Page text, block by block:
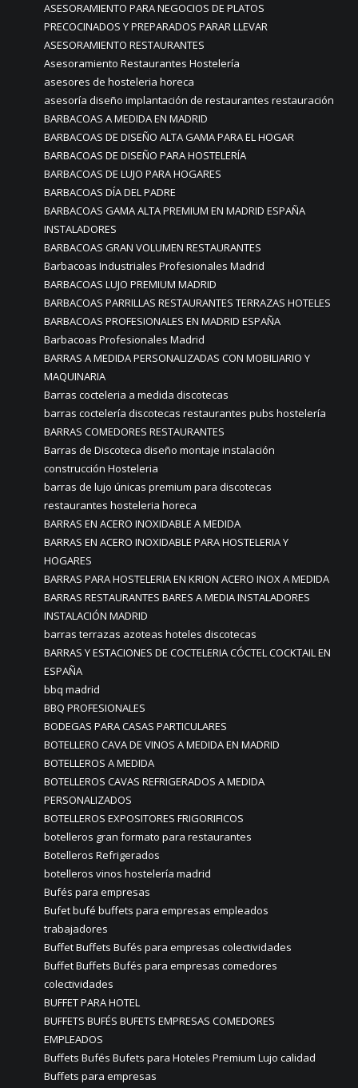
ASESORAMIENTO PARA NEGOCIOS DE PLATOS
PRECOCINADOS Y PREPARADOS PARAR LLEVAR
ASESORAMIENTO RESTAURANTES
Asesoramiento Restaurantes Hostelería
asesores de hosteleria horeca
asesoría diseño implantación de restaurantes restauración
BARBACOAS A MEDIDA EN MADRID
BARBACOAS DE DISEÑO ALTA GAMA PARA EL HOGAR
BARBACOAS DE DISEÑO PARA HOSTELERÍA
BARBACOAS DE LUJO PARA HOGARES
BARBACOAS DÍA DEL PADRE
BARBACOAS GAMA ALTA PREMIUM EN MADRID ESPAÑA
INSTALADORES
BARBACOAS GRAN VOLUMEN RESTAURANTES
Barbacoas Industriales Profesionales Madrid
BARBACOAS LUJO PREMIUM MADRID
BARBACOAS PARRILLAS RESTAURANTES TERRAZAS HOTELES
BARBACOAS PROFESIONALES EN MADRID ESPAÑA
Barbacoas Profesionales Madrid
BARRAS A MEDIDA PERSONALIZADAS CON MOBILIARIO Y
MAQUINARIA
Barras cocteleria a medida discotecas
barras coctelería discotecas restaurantes pubs hostelería
BARRAS COMEDORES RESTAURANTES
Barras de Discoteca diseño montaje instalación
construcción Hosteleria
barras de lujo únicas premium para discotecas
restaurantes hosteleria horeca
BARRAS EN ACERO INOXIDABLE A MEDIDA
BARRAS EN ACERO INOXIDABLE PARA HOSTELERIA Y
HOGARES
BARRAS PARA HOSTELERIA EN KRION ACERO INOX A MEDIDA
BARRAS RESTAURANTES BARES A MEDIA INSTALADORES
INSTALACIÓN MADRID
barras terrazas azoteas hoteles discotecas
BARRAS Y ESTACIONES DE COCTELERIA CÓCTEL COCKTAIL EN
ESPAÑA
bbq madrid
BBQ PROFESIONALES
BODEGAS PARA CASAS PARTICULARES
BOTELLERO CAVA DE VINOS A MEDIDA EN MADRID
BOTELLEROS A MEDIDA
BOTELLEROS CAVAS REFRIGERADOS A MEDIDA
PERSONALIZADOS
BOTELLEROS EXPOSITORES FRIGORIFICOS
botelleros gran formato para restaurantes
Botelleros Refrigerados
botelleros vinos hostelería madrid
Bufés para empresas
Bufet bufé buffets para empresas empleados
trabajadores
Buffet Buffets Bufés para empresas colectividades
Buffet Buffets Bufés para empresas comedores
colectividades
BUFFET PARA HOTEL
BUFFETS BUFÉS BUFETS EMPRESAS COMEDORES
EMPLEADOS
Buffets Bufés Bufets para Hoteles Premium Lujo calidad
Buffets para empresas